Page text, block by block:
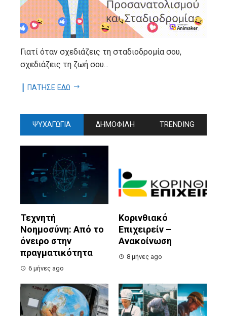
Γιατί όταν σχεδιάζεις τη σταδιοδρομία σου,
σχεδιάζεις τη ζωή σου...
║ ΠΑΤΗΣΕ ΕΔΩ
ΨΥΧΑΓΩΓΙΑ ΔΗΜΟΦΙΛΗ TRENDING
Τεχνητή
Νοημοσύνη: Από το
όνειρο στην
πραγματικότητα
6 μήνες ago
Κορινθιακό
Επιχειρείν –
Ανακοίνωση
8 μήνες ago